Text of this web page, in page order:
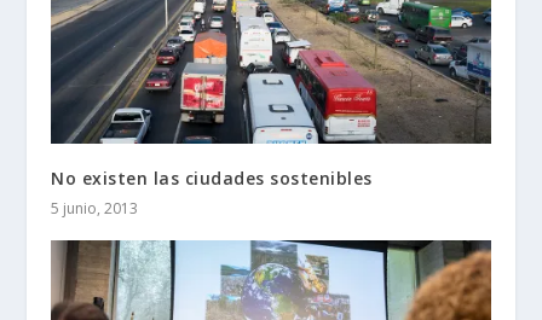
No existen las ciudades sostenibles
5 junio, 2013